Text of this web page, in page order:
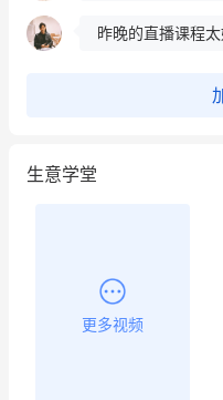
冰墩墩货源充足需
生意学堂
更多视频